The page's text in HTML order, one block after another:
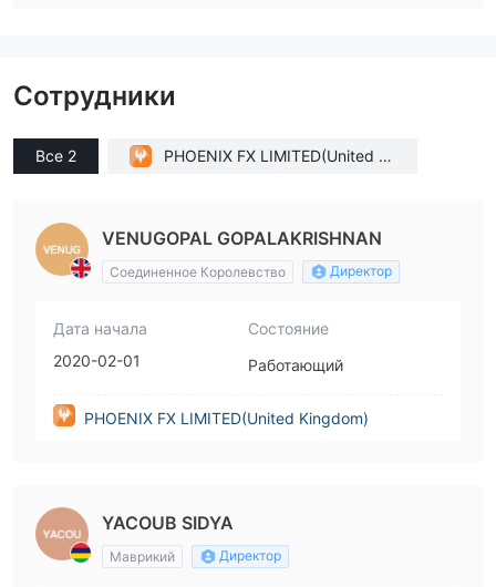
Сотрудники
Все 2
PHOENIX FX LIMITED(United Ki
VENUGOPAL GOPALAKRISHNAN
Соединенное Королевство Директор
Дата начала
2020-02-01
Состояние
Работающий
PHOENIX FX LIMITED(United Kingdom)
YACOUB SIDYA
Маврикий Директор